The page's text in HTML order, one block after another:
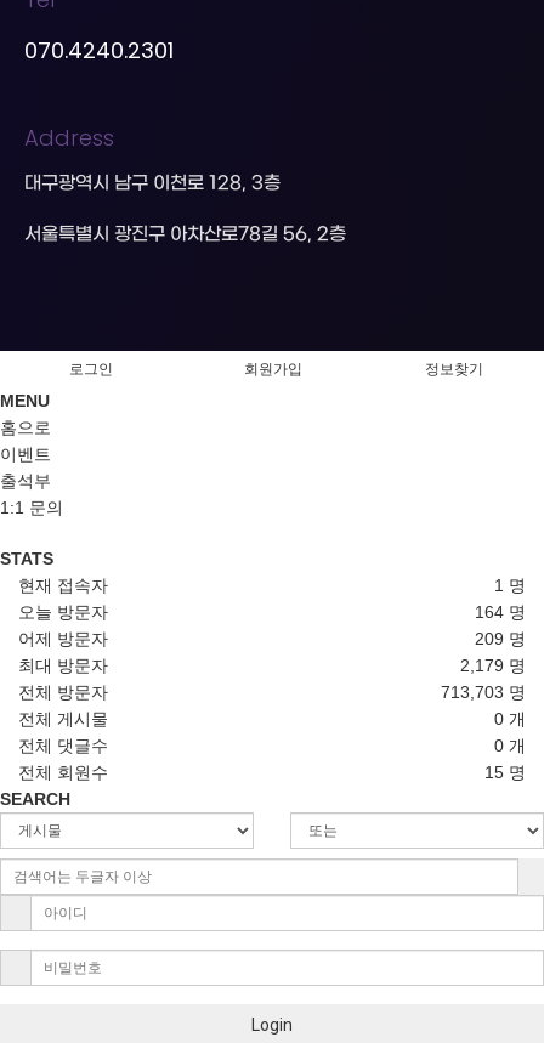
070.4240.2301
Address
대구광역시 남구 이천로 128, 3층
서울특별시 광진구 아차산로78길 56, 2층
로그인 회원가입 정보찾기
MENU
홈으로
이벤트
출석부
1:1 문의
STATS
1 명
현재 접속자
164 명
오늘 방문자
209 명
어제 방문자
2,179 명
최대 방문자
713,703 명
전체 방문자
0 개
전체 게시물
0 개
전체 댓글수
15 명
전체 회원수
SEARCH
Login